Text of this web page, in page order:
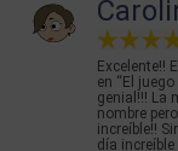
Excelente!!
en “El
genial!!! La
nombre
increíble!!
día